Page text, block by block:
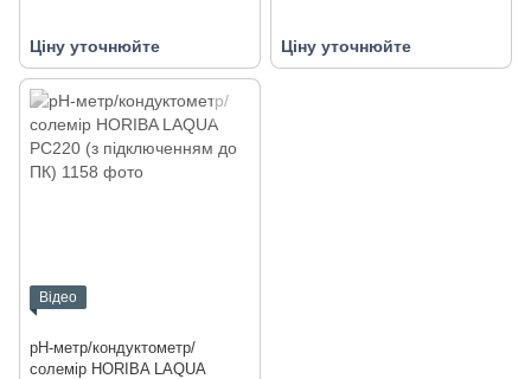
Ціну уточнюйте Ціну уточнюйте
Відео
pH-метр/кондуктометр/
солемір HORIBA LAQUA